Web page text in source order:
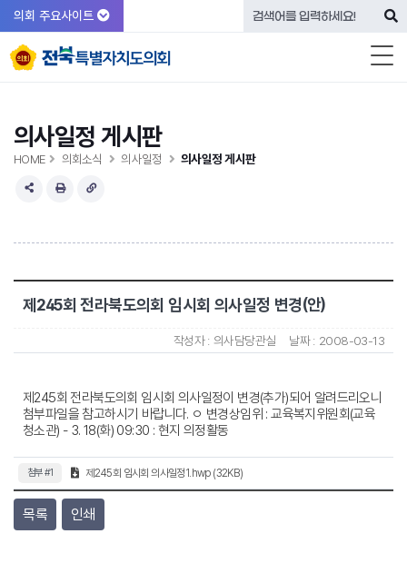
의회 주요사이트
의사일정 게시판
HOME 의회소식 의사일정 의사일정 게시판
제245회 전라북도의회 임시회 의사일정 변경(안)
작성자 : 의사담당관실 날짜 : 2008-03-13
제245회 전라북도의회 임시회 의사일정이 변경(추가)되어 알려드리오니
첨부파일을 참고하시기 바랍니다. ㅇ 변경상임위 : 교육복지위원회(교육
청소관) - 3. 18(화) 09:30 : 현지 의정활동
첨부 #1 제245회 임시회 의사일정1.hwp (32KB)
목록 인쇄